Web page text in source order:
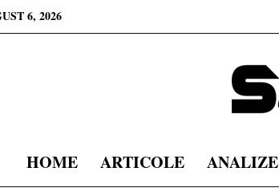
6, 2026
HOME ARTICOLE ANALIZE